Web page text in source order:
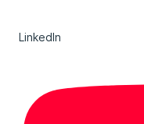
LinkedIn